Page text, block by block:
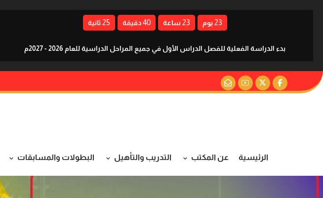
23 يوم 23 ساعة 40 دقيقة 24 ثانية
بدء الدراسة الفعلية للفصل الدراس الأول في جميع المراحل الدراسية للعام 2026 - 2027م
الرئيسية عن المكتب التدريب والتأهيل البطولات والمسابقات